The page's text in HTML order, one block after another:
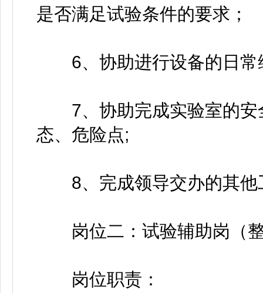
是否满足试验条件的要求；
6、协助进行设备的日常
7、协助完成实验室的安
态、危险点;
8、完成领导交办的其他
岗位二：试验辅助岗（
岗位职责：